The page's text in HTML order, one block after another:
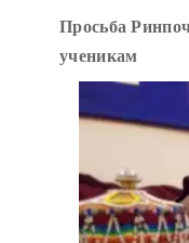
Просьба
ученикам